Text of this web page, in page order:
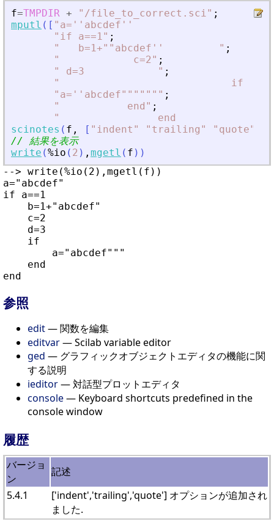
f=TMPDIR + " /file_to_correct.sci " ;
mputl ( [ "
" if a==1 " ;
"
   b=1+""abcdef''
" ;
"
            c=2
" ;
"
d=3 " ;
"
" a=''abcdef"""""" " ;
"
           end
" ;
"
                end
scinotes ( f , [ " indent " " trailing " " quote"
// 結果を表示
write (%io ( 2 ) , mgetl ( f ) )
--> write(%io(2),mgetl(f))
a="abcdef"
if a==1
    b=1+"abcdef"
    c=2
    d=3
    if
        a="abcdef"""
    end
参照
edit— 関数を編集
editvar— Scilab variable editor
ged — グラフィックオブジェクトエディタの機能に関
する説明
ieditor— 対話型プロットエディタ
console— Keyboard shortcuts predefined in the
console window
履歴
バージョ
ン
記述
5.4.1
['indent','trailing','quote'] オプションが追加され
ました.